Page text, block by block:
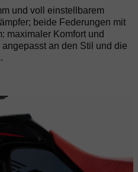
und voll einstellbarem
beide Federungen mit
maximaler Komfort und
an den Stil und die